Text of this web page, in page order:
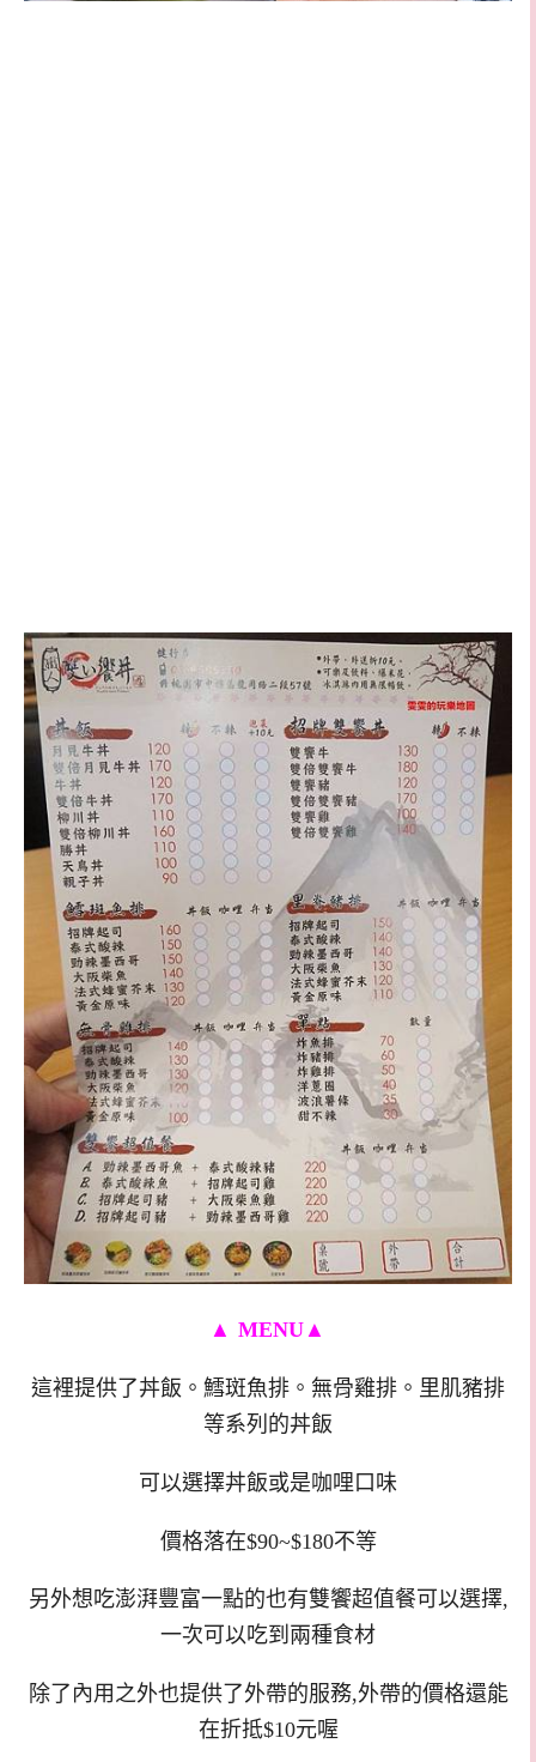
▲ MENU▲
這裡提供了丼飯。鱈斑魚排。無骨雞排。里肌豬排
等系列的丼飯
可以選擇丼飯或是咖哩口味
價格落在$90~$180不等
另外想吃澎湃豐富一點的也有雙饗超值餐可以選擇,
一次可以吃到兩種食材
除了內用之外也提供了外帶的服務,外帶的價格還能
在折抵$10元喔